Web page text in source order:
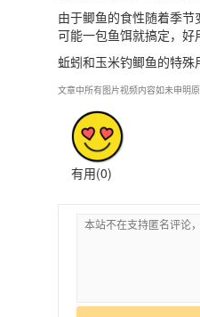
由于鲫鱼的食性随着季
可能一包鱼饵就搞定，
蚯蚓和玉米钓鲫鱼的特殊
文章中所有图片视频内容如未申明
有用(0)